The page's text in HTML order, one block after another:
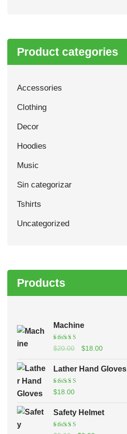
Product categories
Accessories
Clothing
Decor
Hoodies
Music
Sin categorizar
Tshirts
Uncategorized
Products
Machine
Valorado con5.00
de 5
$20.00
El
precio
original
$18.00El
precio
actual
Lather Hand Gloves
Valorado con
de 5
$18.00
Safety Helmet